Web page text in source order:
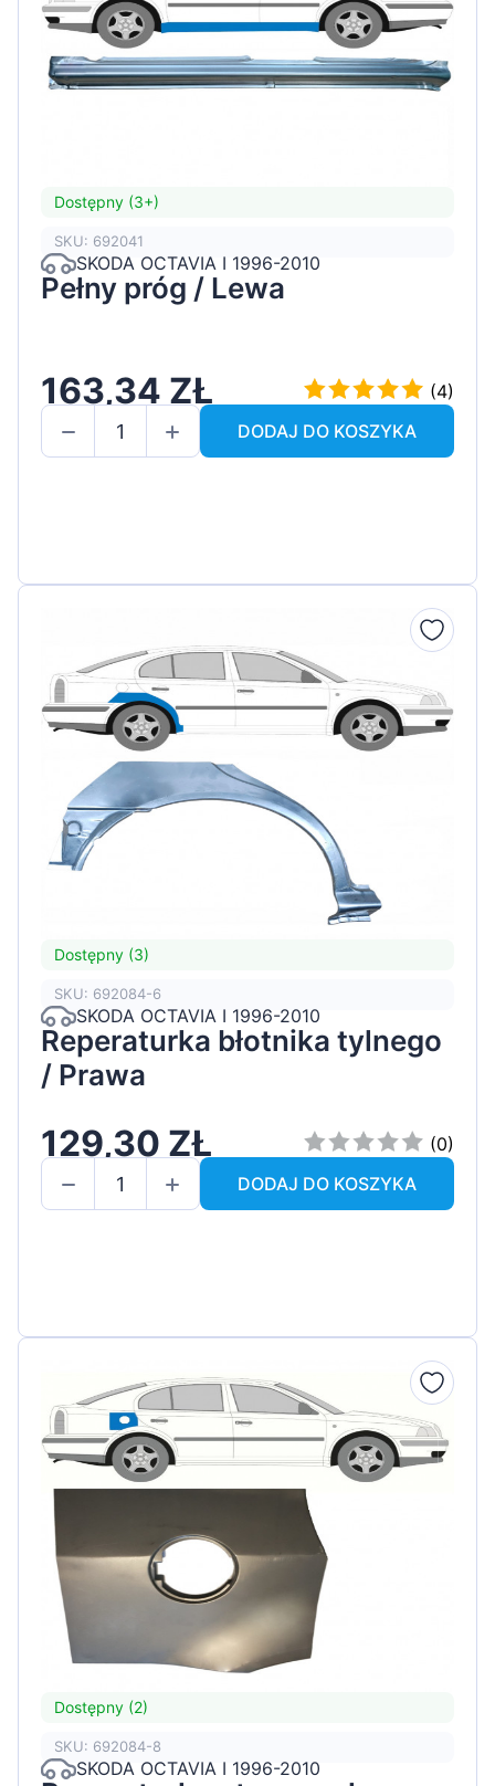
Dostępny (3+)
SKU: 692041
SKODA OCTAVIA I 1996-2010
Pełny próg / Lewa
163,34 ZŁ
(4)
DODAJ DO KOSZYKA
Dostępny (3)
SKU: 692084-6
SKODA OCTAVIA I 1996-2010
Reperaturka błotnika tylnego
/ Prawa
129,30 ZŁ
(0)
DODAJ DO KOSZYKA
Dostępny (2)
SKU: 692084-8
SKODA OCTAVIA I 1996-2010